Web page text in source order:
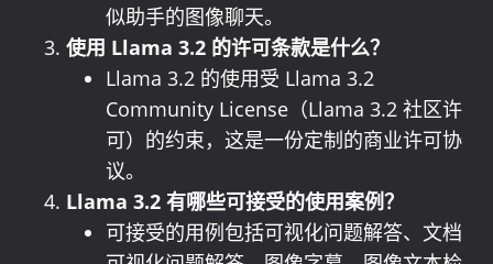
似助手的图像聊天。
使用 Llama 3.2 的许可条款是什么？
Llama 3.2 的使用受 Llama 3.2
Community License（Llama 3.2 社区许
可）的约束，这是一份定制的商业许可协
议。
Llama 3.2 有哪些可接受的使用案例？
可接受的用例包括可视化问题解答、文档